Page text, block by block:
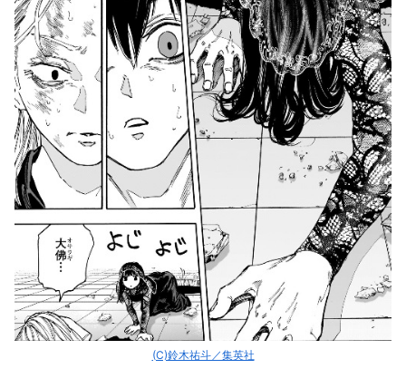
(C)鈴木祐斗／集英社